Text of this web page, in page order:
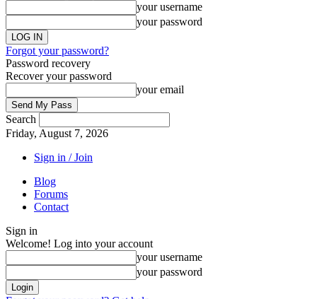
your username
your password
Forgot your password?
Password recovery
Recover your password
your email
Search
Friday, August 7, 2026
Sign in / Join
Blog
Forums
Contact
Sign in
Welcome! Log into your account
your username
your password